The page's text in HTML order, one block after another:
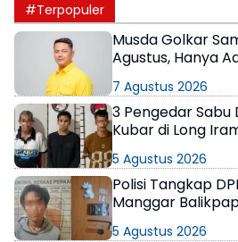
#Terpopuler
Musda Golkar
Agustus, Hanya
7 Agustus 2026
3 Pengedar
Kubar di Long
5 Agustus 2026
Polisi Tangkap
Manggar
5 Agustus 2026